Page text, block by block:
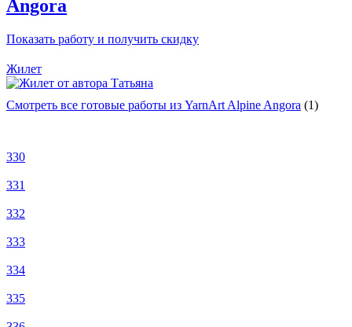
Angora
Показать работу и получить скидку
Жилет
Смотреть все готовые работы из YarnArt Alpine Angora (1)
330
331
332
333
334
335